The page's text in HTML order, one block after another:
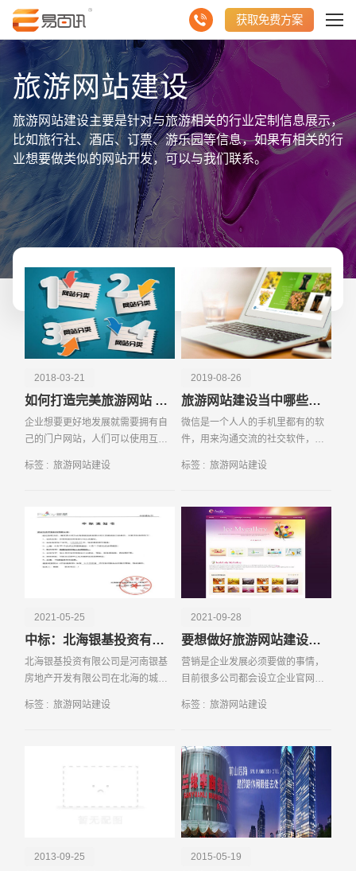
获取免费方案
旅游网站建设
旅游网站建设主要是针对与旅游相关的行业定制信息展示，
比如旅行社、酒店、订票、游乐园等信息，如果有相关的行
业想要做类似的网站开发，可以与我们联系。
2018-03-21
如何打造完美旅游网站 这些事项要知晓
企业想要更好地发展就需要拥有自
己的门户网站，人们可以使用互联
建设好网站不是即刻的，好的优良
标签 : 旅游网站建设
2019-08-26
旅游网站建设当中哪些功能必须要有？
微信是一个人人的手机里都有的软
件，用来沟通交流的社交软件，然
的浏览器里的网页是差不多的，没
点击链接就可以进去的
标签 : 旅游网站建设
2021-05-25
中标：北海银基投资有限公司网站官网及小程序开发项目
北海银基投资有限公司是河南银基
房地产开发有限公司在北海的城市
司成立于1993年,1993年应当时河
标签 : 旅游网站建设
2021-09-28
要想做好旅游网站建设就要注意这些细节
营销是企业发展必须要做的事情，
目前很多公司都会设立企业官网进
是那些中小型企业没有相关的网站
标签 : 旅游网站建设
2013-09-25 2015-05-19
电话